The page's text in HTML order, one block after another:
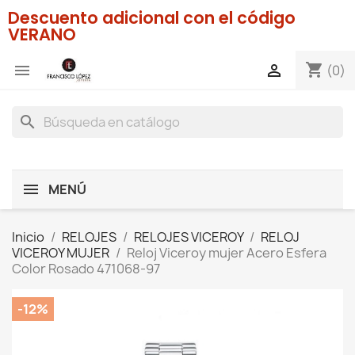
Descuento adicional con el código
VERANO
 shopping_cart (0)

search
MENÚ
Inicio RELOJES RELOJES VICEROY
RELOJ
VICEROY MUJER
Reloj Viceroy mujer Acero Esfera
Color Rosado 471068-97
-12%